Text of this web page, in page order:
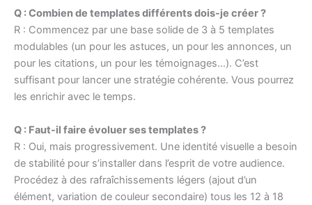
Q : Combien de templates différents dois-je créer ?
R : Commencez par une base solide de 3 à 5 templates
modulables (un pour les astuces, un pour les annonces, un
pour les citations, un pour les témoignages…). C’est
suffisant pour lancer une stratégie cohérente. Vous pourrez
les enrichir avec le temps.
Q : Faut-il faire évoluer ses templates ?
R : Oui, mais progressivement. Une identité visuelle a besoin
de stabilité pour s’installer dans l’esprit de votre audience.
Procédez à des rafraîchissements légers (ajout d’un
élément, variation de couleur secondaire) tous les 12 à 18